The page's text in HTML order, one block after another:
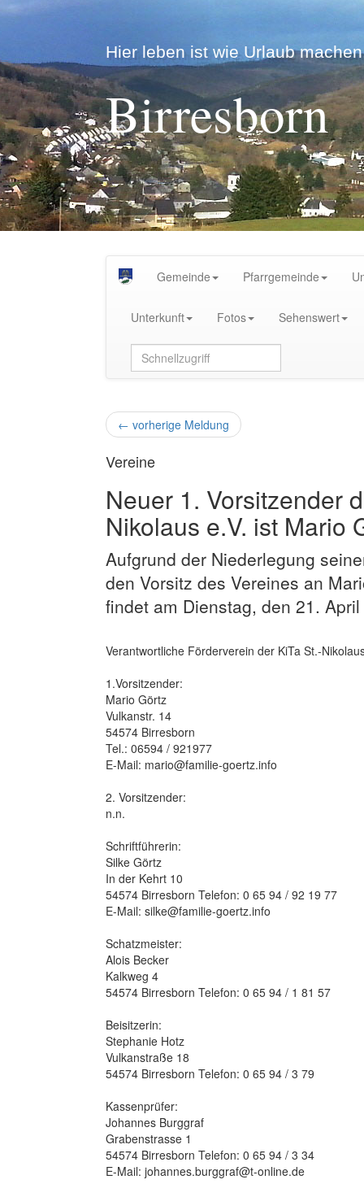
Hier leben ist wie Urlaub
Birresborn
Gemeinde Pfarrgemeinde
Unterkunft Fotos Sehenswert
← vorherige Meldung
Vereine
Neuer 1. Vorsitzender
Nikolaus e.V. ist Mario
Aufgrund der Niederlegung
den Vorsitz des Vereines an
findet am Dienstag, den 21.
Verantwortliche Förderverein der KiTa St.-
1.Vorsitzender:
Mario Görtz
Vulkanstr. 14
54574 Birresborn
Tel.: 06594 / 921977
E-Mail: mario@familie-goertz.info
2. Vorsitzender:
n.n.
Schriftführerin:
Silke Görtz
In der Kehrt 10
54574 Birresborn Telefon: 0 65 94 / 92 19 77
E-Mail: silke@familie-goertz.info
Schatzmeister:
Alois Becker
Kalkweg 4
54574 Birresborn Telefon: 0 65 94 / 1 81 57
Beisitzerin:
Stephanie Hotz
Vulkanstraße 18
54574 Birresborn Telefon: 0 65 94 / 3 79
Kassenprüfer:
Johannes Burggraf
Grabenstrasse 1
54574 Birresborn Telefon: 0 65 94 / 3 34
E-Mail: johannes.burggraf@t-online.de